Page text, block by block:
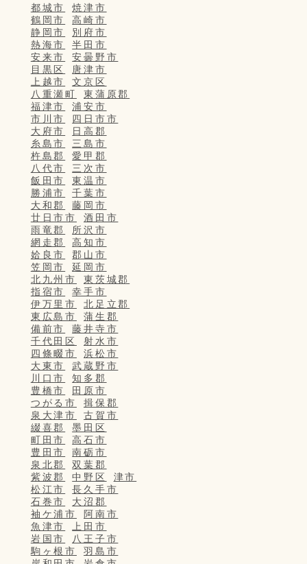
都城市
焼津市
鶴岡市
高崎市
静岡市
別府市
熱海市
半田市
安来市
安曇野市
目黒区
唐津市
上越市
文京区
八重瀬町
東蒲原郡
福津市
浦安市
市川市
四日市市
大府市
日高郡
糸島市
三島市
杵島郡
愛甲郡
八代市
三次市
飯田市
東温市
勝浦市
千葉市
大和郡
藤岡市
廿日市市
酒田市
雨竜郡
所沢市
網走郡
高知市
姶良市
郡山市
笠岡市
延岡市
北九州市
東茨城郡
指宿市
幸手市
伊万里市
北足立郡
東広島市
蒲生郡
備前市
藤井寺市
千代田区
射水市
四條畷市
浜松市
大東市
武蔵野市
川口市
知多郡
豊橋市
田原市
つがる市
揖保郡
泉大津市
古賀市
綴喜郡
墨田区
町田市
高石市
豊田市
南砺市
泉北郡
双葉郡
紫波郡
中野区
津市
松江市
長久手市
石巻市
大沼郡
袖ケ浦市
阿南市
魚津市
上田市
岩国市
八王子市
駒ヶ根市
羽島市